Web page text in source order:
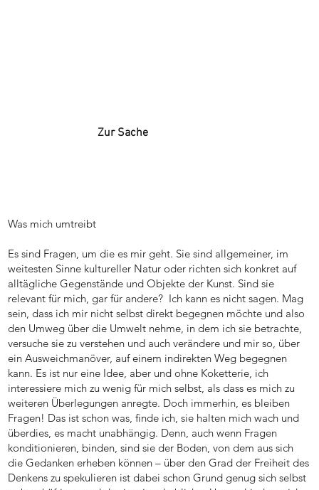
Zur Sache
Was mich umtreibt
Es sind Fragen, um die es mir geht. Sie sind allgemeiner, im
weitesten Sinne kultureller Natur oder richten sich konkret auf
alltägliche Gegenstände und Objekte der Kunst. Sind sie
relevant für mich, gar für andere? Ich kann es nicht sagen. Mag
sein, dass ich mir nicht selbst direkt begegnen möchte und also
den Umweg über die Umwelt nehme, in dem ich sie betrachte,
versuche sie zu verstehen und auch verändere und mir so, über
ein Ausweichmanöver, auf einem indirekten Weg begegnen
kann. Es ist nur eine Idee, aber und ohne Koketterie, ich
interessiere mich zu wenig für mich selbst, als dass es mich zu
weiteren Überlegungen anregte. Doch immerhin, es bleiben
Fragen! Das ist schon was, finde ich, sie halten mich wach und
überdies, es macht unabhängig. Denn, auch wenn Fragen
konditionieren, binden, sind sie der Boden, von dem aus sich
die Gedanken erheben können – über den Grad der Freiheit des
Denkens zu spekulieren ist dabei schon Grund genug sich selbst